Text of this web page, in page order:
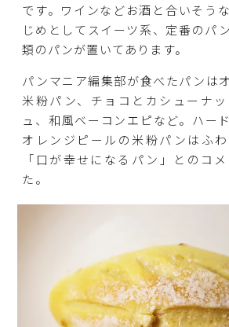
です。ワインなどお酒と合いそう
じめとしてスイーツ系、定番のパ
類のパンが置いてあります。
パンマニア編集部が食べたパンは
米粉パン、チョコとカシューナ
ュ、和風ベーコンエピなど。ハー
オレンジピールの米粉パンはふわ
「口が幸せになるパン」とのコ
た。